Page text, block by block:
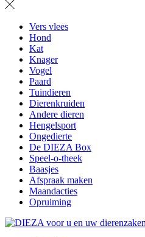
Vers vlees
Hond
Kat
Knager
Vogel
Paard
Tuindieren
Dierenkruiden
Andere dieren
Hengelsport
Ongedierte
De DIEZA Box
Speel-o-theek
Baasjes
Afspraak maken
Maandacties
Opruiming